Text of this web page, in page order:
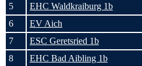
5
EHC Waldkraiburg 1b
6
EV Aich
7
ESC Geretsried 1b
8
EHC Bad Aibling 1b